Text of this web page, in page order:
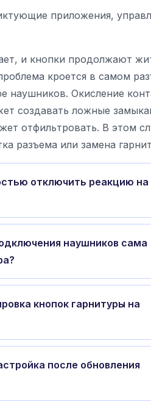
приложения,
и кнопки продолжают
кроется в самом
наушников. Окисление
создавать ложные
отфильтровать. В этом
разъема или замена
отключить реакцию на
наушников сама
кнопок гарнитуры на
после обновления